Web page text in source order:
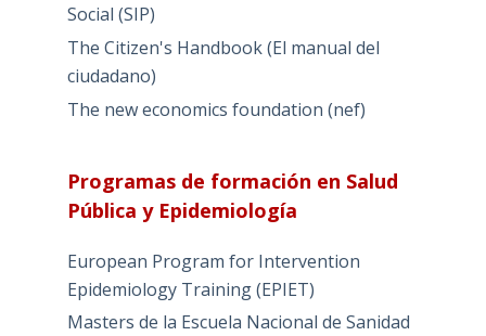
Social (SIP)
The Citizen's Handbook (El manual del
ciudadano)
The new economics foundation (nef)
Programas de formación en Salud
Pública y Epidemiología
European Program for Intervention
Epidemiology Training (EPIET)
Masters de la Escuela Nacional de Sanidad